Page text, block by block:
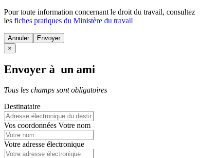
Pour toute information concernant le droit du travail, consultez
les fiches pratiques du Ministère du travail
Annuler
×
Envoyer à un ami
Tous les champs sont obligatoires
Destinataire
Vos coordonnées Votre nom
Votre adresse électronique